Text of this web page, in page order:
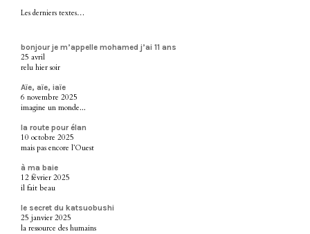
Les derniers textes…
bonjour je m’appelle mohamed j’ai 11 ans
25 avril
relu hier soir
Aïe, aïe, iaïe
6 novembre 2025
imagine un monde...
la route pour élan
10 octobre 2025
mais pas encore l’Ouest
à ma baie
12 février 2025
il fait beau
le secret du katsuobushi
25 janvier 2025
la ressource des humains